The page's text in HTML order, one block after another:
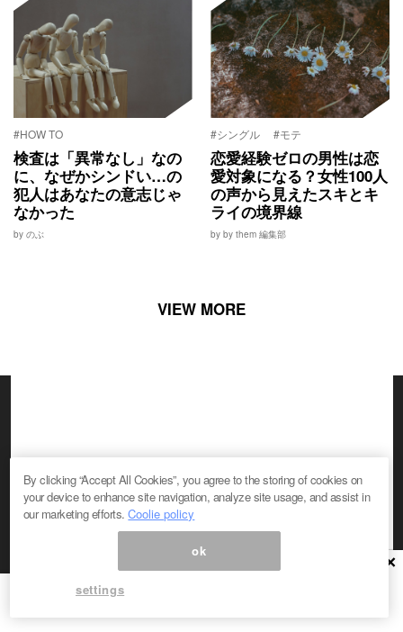
#HOW TO
検査は「異常なし」なの
に、なぜかシンドい…の
犯人はあなたの意志じゃ
なかった
by のぶ
#シングル #モテ
恋愛経験ゼロの男性は恋
愛対象になる？女性100人
の声から見えたスキとキ
ライの境界線
by by them 編集部
VIEW MORE
×
By clicking “Accept All Cookies”, you agree to the storing of cookies on
your device to enhance site navigation, analyze site usage, and assist in
our marketing efforts.Coolie policy
ok
settings